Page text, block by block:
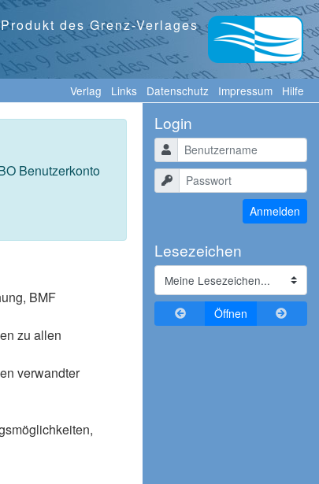
des Grenz-Verlages
Verlag Links Datenschutz Impressum Hilfe
Benutzerkonto
BMF
zu allen
verwandter
Login
Benutzername
Passwort
Anmelden
Lesezeichen
Zurückblättern
Öffnen